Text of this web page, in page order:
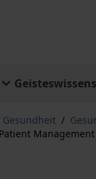
Gesundheit /